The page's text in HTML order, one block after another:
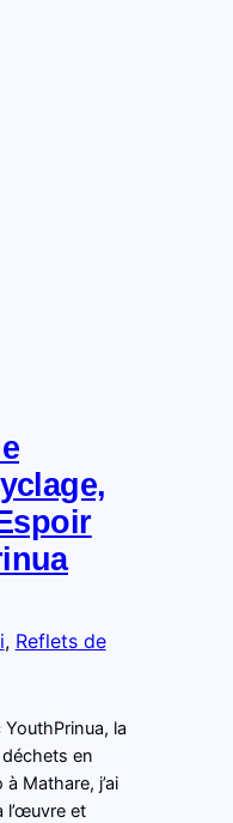
, Reflets de
la
en
Mathare, j’ai
l’œuvre et